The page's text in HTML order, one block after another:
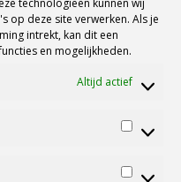
technologieën kunnen wij
op deze site verwerken. Als je
intrekt, kan dit een
en mogelijkheden.
Altijd actief